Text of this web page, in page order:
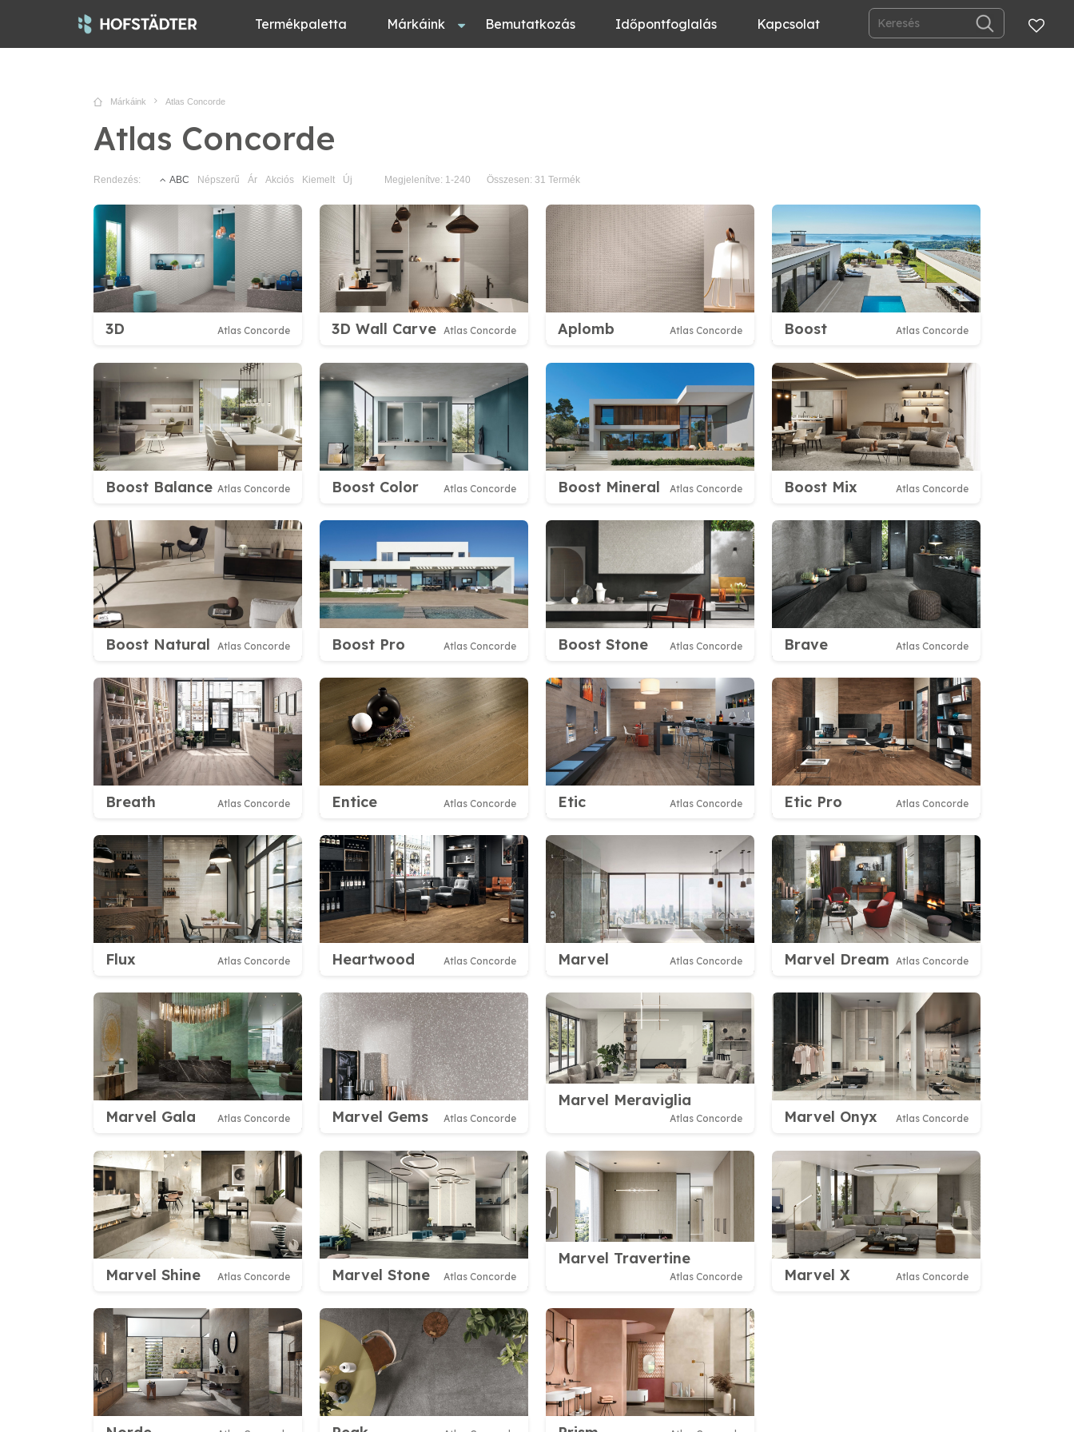
Termékpaletta Márkáink Bemutatkozás Időpontfoglalás Kapcsolat
Márkáink Atlas Concorde
Atlas Concorde
Rendezés: ABC Népszerű Ár Akciós Kiemelt Új Megjelenítve: 1-240 Összesen: 31 Termék
3D Atlas Concorde 3D Wall Carve Atlas Concorde Aplomb Atlas Concorde Boost Atlas Concorde
Boost Balance Atlas Concorde Boost Color Atlas Concorde Boost Mineral Atlas Concorde Boost Mix Atlas Concorde
Boost Natural Atlas Concorde Boost Pro Atlas Concorde Boost Stone Atlas Concorde Brave Atlas Concorde
Breath Atlas Concorde Entice Atlas Concorde Etic Atlas Concorde Etic Pro Atlas Concorde
Flux Atlas Concorde Heartwood Atlas Concorde Marvel Atlas Concorde Marvel Dream Atlas Concorde
Marvel Gala Atlas Concorde Marvel Gems Atlas Concorde
Marvel Meraviglia
Atlas Concorde Marvel Onyx Atlas Concorde
Marvel Shine Atlas Concorde Marvel Stone Atlas Concorde
Marvel Travertine
Atlas Concorde Marvel X Atlas Concorde